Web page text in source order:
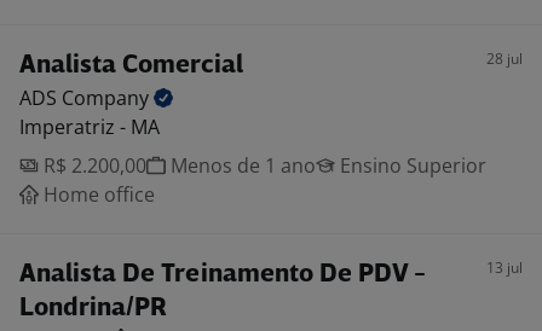
Analista Comercial 28 jul
ADS Company
Imperatriz - MA
R$ 2.200,00
Menos de 1 ano
Ensino Superior
Home office
Analista De Treinamento De PDV -
Londrina/PR
13 jul